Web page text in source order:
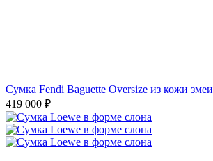
Сумка Fendi Baguette Oversize из кожи змеи
419 000 ₽